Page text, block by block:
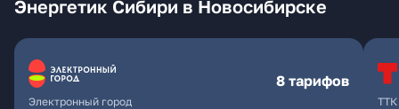
Энергетик Сибири в Новосибирске
Электронный город
8 тарифов
ТТК